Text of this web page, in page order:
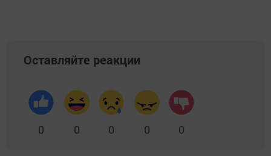
Оставляйте реакции
0 0 0 0 0